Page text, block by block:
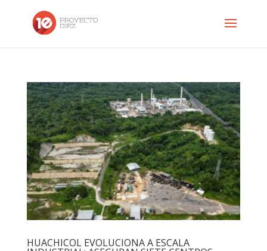
HUACHICOL EVOLUCIONA A ESCALA